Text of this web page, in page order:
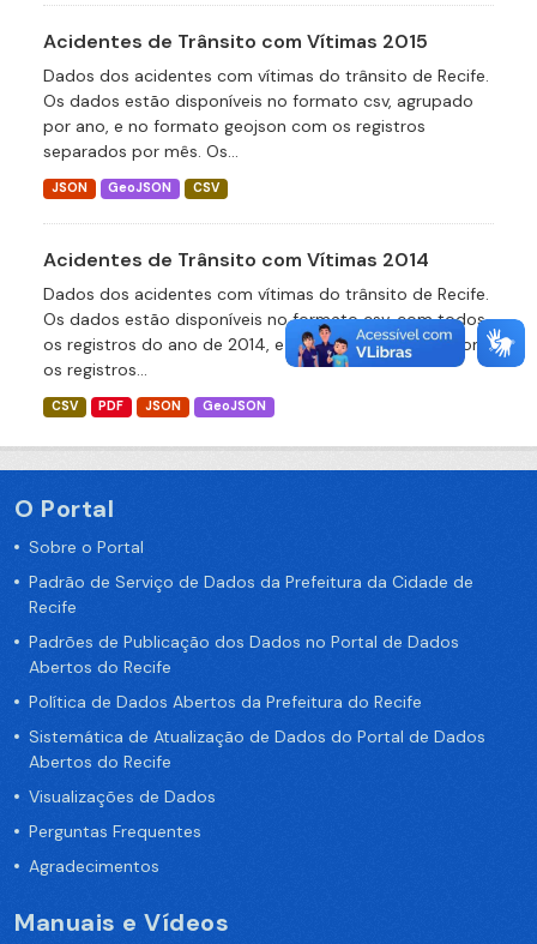
Acidentes de Trânsito com Vítimas 2015
Dados dos acidentes com vítimas do trânsito de Recife.
Os dados estão disponíveis no formato csv, agrupado
por ano, e no formato geojson com os registros
separados por mês. Os...
JSON GeoJSON CSV
Acidentes de Trânsito com Vítimas 2014
Dados dos acidentes com vítimas do trânsito de Recife.
Os dados estão disponíveis no formato csv, com todos
os registros do ano de 2014, e no formato geojson com
os registros...
CSV PDF JSON GeoJSON
O Portal
Sobre o Portal
Padrão de Serviço de Dados da Prefeitura da Cidade de
Recife
Padrões de Publicação dos Dados no Portal de Dados
Abertos do Recife
Política de Dados Abertos da Prefeitura do Recife
Sistemática de Atualização de Dados do Portal de Dados
Abertos do Recife
Visualizações de Dados
Perguntas Frequentes
Agradecimentos
Manuais e Vídeos